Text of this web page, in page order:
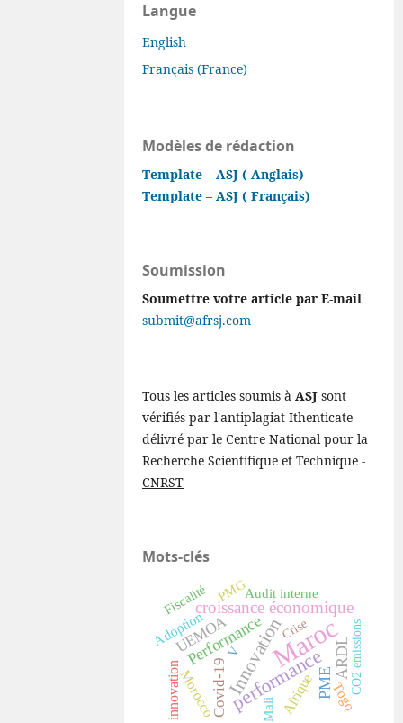
Langue
English
Français (France)
Modèles de rédaction
Template – ASJ ( Anglais)
Template – ASJ ( Français)
Soumission
Soumettre votre article par E-mail
submit@afrsj.com
Tous les articles soumis àASJ sont
vérifiés par l'antiplagiat Ithenticate
délivré par le Centre National pour la
Recherche Scientifique et Technique -
CNRST
Mots-clés
Maroc
performance
Innovation
croissance économique
Performance ARDL
PME
Covid-19
UEMOA
Afrique
Morocco
Adoption
innovation Togo
Fiscalité
V
Audit interne
Mali
PMG
CO2 emissions
Crise